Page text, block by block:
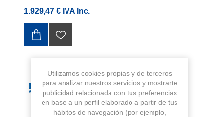
1.929,47 € IVA Inc.
Utilizamos cookies propias y de terceros
para analizar nuestros servicios y mostrarte
publicidad relacionada con tus preferencias
en base a un perfil elaborado a partir de tus
hábitos de navegación (por ejemplo,